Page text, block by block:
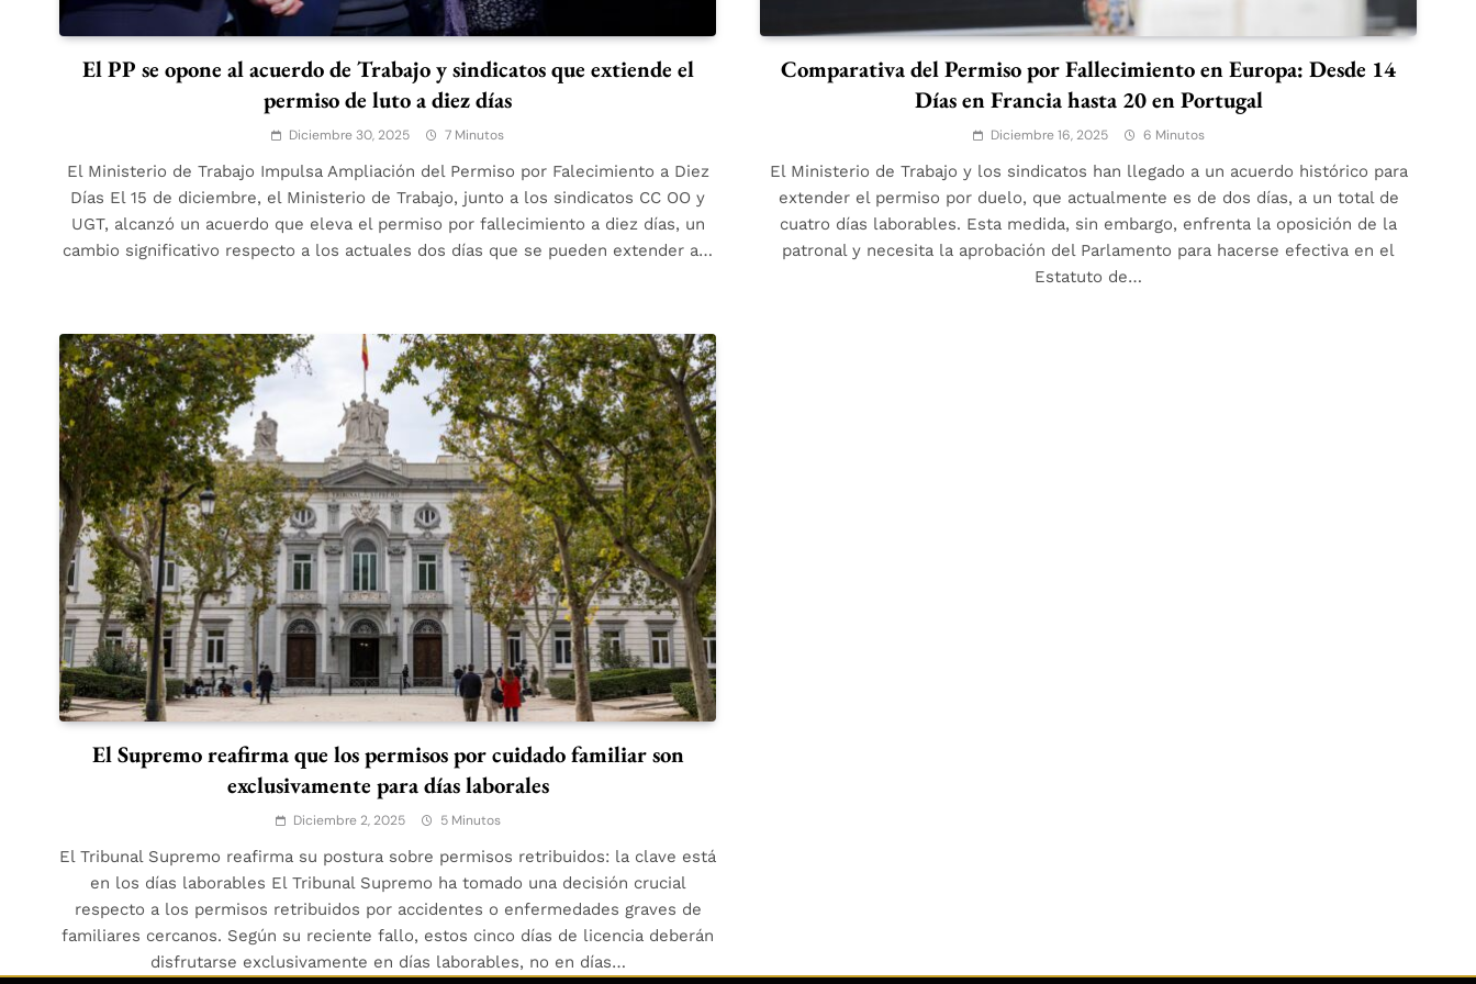
El PP se opone al acuerdo de Trabajo y sindicatos que extiende el
permiso de luto a diez días
Diciembre 30, 2025 7 Minutos
El Ministerio de Trabajo Impulsa Ampliación del Permiso por Falecimiento a Diez
Días El 15 de diciembre, el Ministerio de Trabajo, junto a los sindicatos CC OO y
UGT, alcanzó un acuerdo que eleva el permiso por fallecimiento a diez días, un
cambio significativo respecto a los actuales dos días que se pueden extender a…
Comparativa del Permiso por Fallecimiento en Europa: Desde 14
Días en Francia hasta 20 en Portugal
Diciembre 16, 2025 6 Minutos
El Ministerio de Trabajo y los sindicatos han llegado a un acuerdo histórico para
extender el permiso por duelo, que actualmente es de dos días, a un total de
cuatro días laborables. Esta medida, sin embargo, enfrenta la oposición de la
patronal y necesita la aprobación del Parlamento para hacerse efectiva en el
Estatuto de…
El Supremo reafirma que los permisos por cuidado familiar son
exclusivamente para días laborales
Diciembre 2, 2025 5 Minutos
El Tribunal Supremo reafirma su postura sobre permisos retribuidos: la clave está
en los días laborables El Tribunal Supremo ha tomado una decisión crucial
respecto a los permisos retribuidos por accidentes o enfermedades graves de
familiares cercanos. Según su reciente fallo, estos cinco días de licencia deberán
disfrutarse exclusivamente en días laborables, no en días…